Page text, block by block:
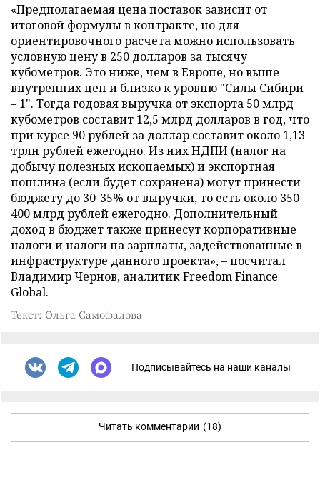
«Предполагаемая цена поставок зависит от
итоговой формулы в контракте, но для
ориентировочного расчета можно использовать
условную цену в 250 долларов за тысячу
кубометров. Это ниже, чем в Европе, но выше
внутренних цен и близко к уровню "Силы Сибири
– 1". Тогда годовая выручка от экспорта 50 млрд
кубометров составит 12,5 млрд долларов в год, что
при курсе 90 рублей за доллар составит около 1,13
трлн рублей ежегодно. Из них НДПИ (налог на
добычу полезных ископаемых) и экспортная
пошлина (если будет сохранена) могут принести
бюджету до 30-35% от выручки, то есть около 350-
400 млрд рублей ежегодно. Дополнительный
доход в бюджет также принесут корпоративные
налоги и налоги на зарплаты, задействованные в
инфраструктуре данного проекта», – посчитал
Владимир Чернов, аналитик Freedom Finance
Global.
Текст: Ольга Самофалова
Подписывайтесь на наши каналы
Читать комментарии (18)